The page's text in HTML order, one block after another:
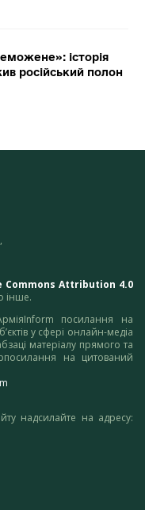
історія
російський полон
Commons Attribution 4.0
інше.
посилання на
у сфері онлайн-медіа
матеріалу прямого та
на цитований
надсилайте на адресу: